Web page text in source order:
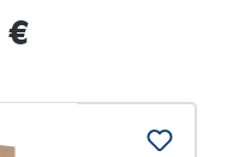
€